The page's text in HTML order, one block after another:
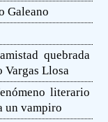
Galeano
quebrada
Vargas Llosa
literario
un vampiro